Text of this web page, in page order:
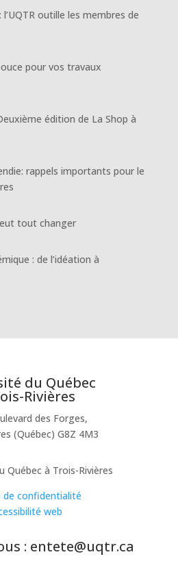
outille les membres de
pour vos travaux
édition de La Shop à
rappels importants pour le
tout changer
: de l’idéation à
du Québec
Rivières
des Forges,
(Québec) G8Z 4M3
Québec à Trois-Rivières
de confidentialité
web
: entete@uqtr.ca